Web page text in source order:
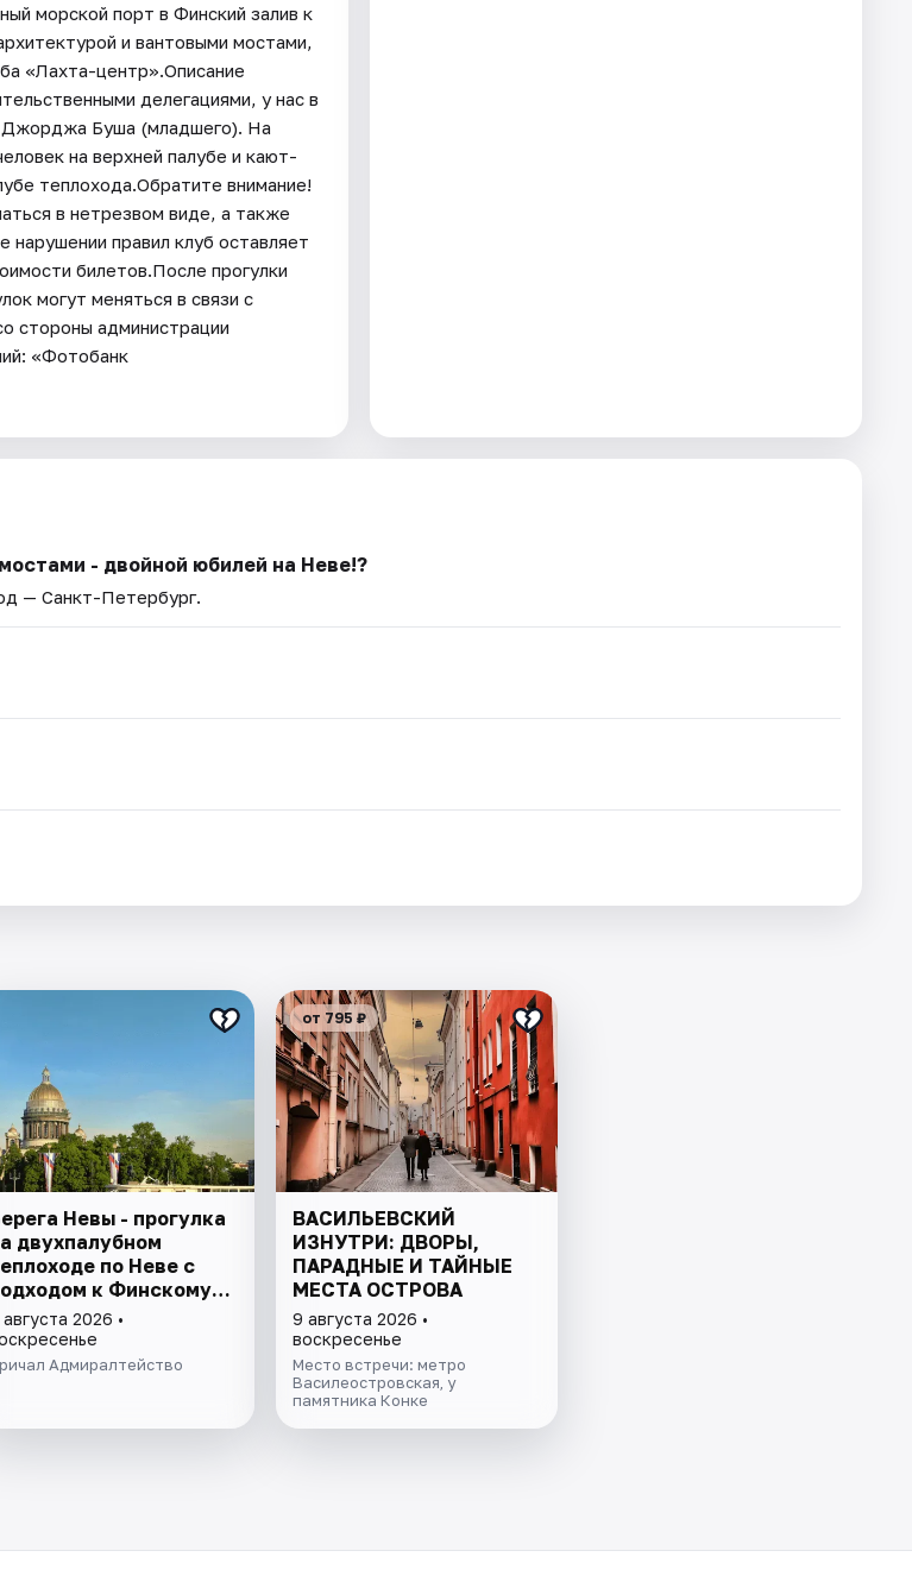
морской порт в Финский залив к
и вантовыми мостами,
«Лахта-центр».Описание
делегациями, у нас в
Джорджа Буша (младшего). На
на верхней палубе и кают-
теплохода.Обратите внимание!
в нетрезвом виде, а также
правил клуб оставляет
билетов.После прогулки
могут меняться в связи с
стороны администрации
«Фотобанк
- двойной юбилей на Неве!?
— Санкт-Петербург.
Невы - прогулка
двухпалубном
по Неве с
к Финскому
2026 •
Адмиралтейство
от 795 ₽
ВАСИЛЬЕВСКИЙ
ИЗНУТРИ: ДВОРЫ,
ПАРАДНЫЕ И ТАЙНЫЕ
МЕСТА ОСТРОВА
9 августа 2026 •
воскресенье
Место встречи: метро
Василеостровская, у
памятника Конке